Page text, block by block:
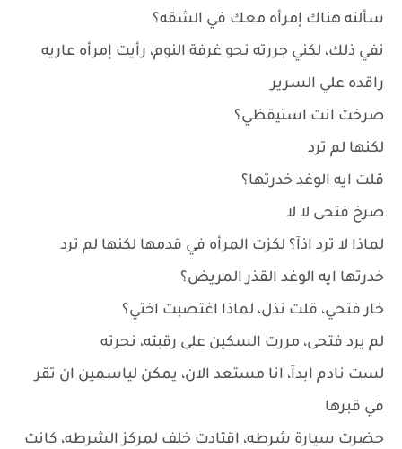
سألته هناك إمرأه معك في الشقه؟
نفي ذلك، لكني جررته نحو غرفة النوم، رأيت إمرأه عاريه
راقده علي السرير
صرخت انت استيقظي؟
لكنها لم ترد
قلت ايه الوغد خدرتها؟
صرخ فتحى لا لا
لماذا لا ترد اذآ؟ لكزت المرأه في قدمها لكنها لم ترد
خدرتها ايه الوغد القذر المريض؟
خار فتحي، قلت نذل، لماذا اغتصبت اختي؟
لم يرد فتحى، مررت السكين على رقبته، نحرته
لست نادم ابدآ، انا مستعد الان، يمكن لياسمين ان تقر
في قبرها
حضرت سيارة شرطه، اقتادت خلف لمركز الشرطه، كانت